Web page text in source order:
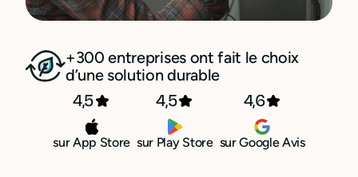
+300 entreprises ont fait le choix
d’une solution durable
4,5
sur App Store
4,5
sur Play Store
4,6
sur Google Avis